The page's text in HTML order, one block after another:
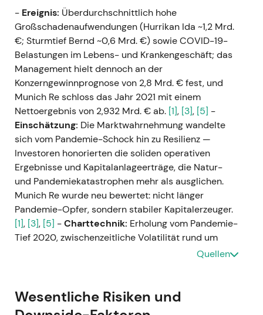
- Ereignis: Überdurchschnittlich hohe
Großschadenaufwendungen (Hurrikan Ida ~1,2 Mrd.
€; Sturmtief Bernd ~0,6 Mrd. €) sowie COVID-19-
Belastungen im Lebens- und Krankengeschäft; das
Management hielt dennoch an der
Konzerngewinnprognose von 2,8 Mrd. € fest, und
Munich Re schloss das Jahr 2021 mit einem
Nettoergebnis von 2,932 Mrd. € ab. [1], [3], [5] -
Einschätzung: Die Marktwahrnehmung wandelte
sich vom Pandemie-Schock hin zu Resilienz —
Investoren honorierten die soliden operativen
Ergebnisse und Kapitalanlageerträge, die Natur-
und Pandemiekatastrophen mehr als ausglichen.
Munich Re wurde neu bewertet: nicht länger
Pandemie-Opfer, sondern stabiler Kapitalerzeuger.
[1], [3], [5] -Charttechnik: Erholung vom Pandemie-
Tief 2020, zwischenzeitliche Volatilität rund um
---
Quellen
Wesentliche Risiken und